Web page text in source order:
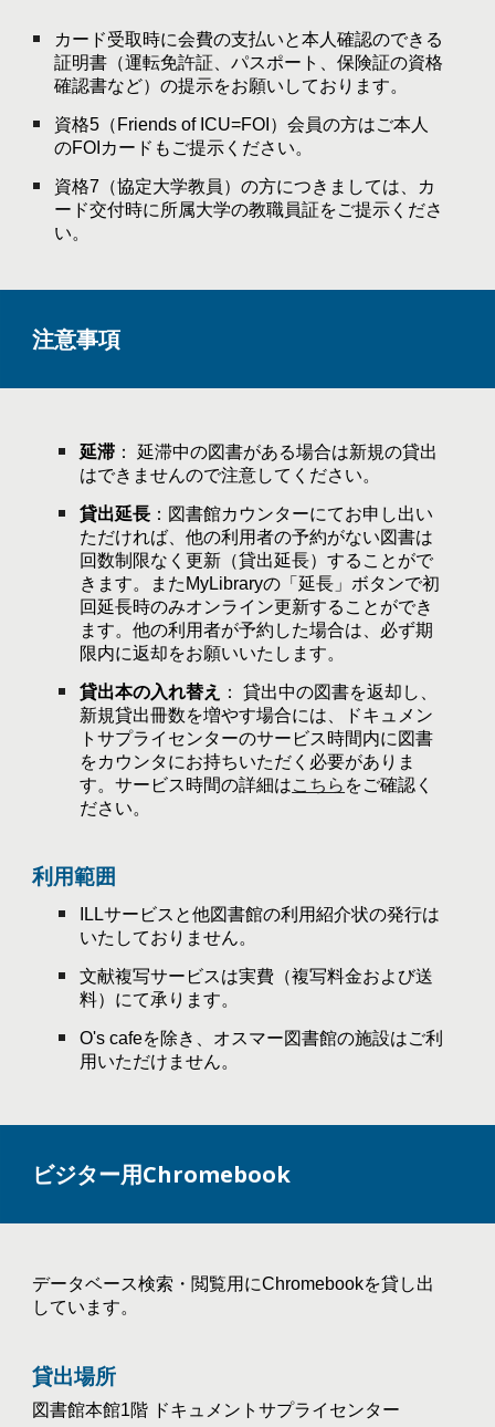
カード受取時に会費の支払いと本人確認のできる
証明書（運転免許証、パスポート、保険証の資格
確認書など）の提示をお願いしております。
資格5（Friends of ICU=FOI）会員の方はご本人
のFOIカードもご提示ください。
資格7（協定大学教員）の方につきましては、カ
ード交付時に所属大学の教職員証をご提示くださ
い。
注意事項
延滞 ： 延滞中の図書がある場合は新規の貸出
はできませんので注意してください。
貸出延長 ：図書館カウンターにてお申し出い
ただければ、他の利用者の予約がない図書は
回数制限なく更新（貸出延長）することがで
きます。またMyLibraryの「延長」ボタンで初
回延長時のみオンライン更新することができ
ます。他の利用者が予約した場合は、必ず期
限内に返却をお願いいたします。
貸出本の入れ替え
： 貸出中の図書を返却し、
新規貸出冊数を増やす場合には、ドキュメン
トサプライセンターのサービス時間内に図書
をカウンタにお持ちいただく必要がありま
す。サービス時間の詳細はこちら をご確認く
ださい。
利用範囲
ILLサービスと他図書館の利用紹介状の発行は
いたしておりません。
文献複写サービスは実費（複写料金および送
料）にて承ります。
O's cafeを除き、オスマー図書館の施設はご利
用いただけません。
ビジター用Chromebook
データベース検索・閲覧用にChromebookを貸し出
しています。
貸出場所
図書館本館1階 ドキュメントサプライセンター